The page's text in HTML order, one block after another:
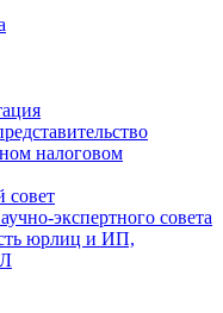
налоговом
совет
экспертного совета
юрлиц и ИП,